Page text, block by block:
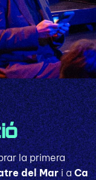
la primera
del Mari aCa